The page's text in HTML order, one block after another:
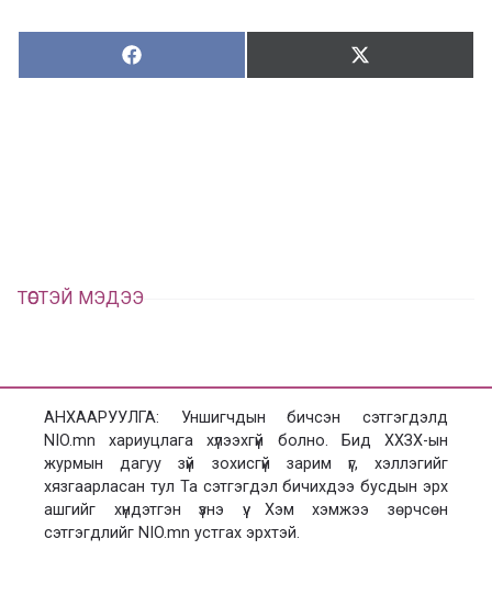
Хуваалцах:
Х
у
Түгээх:
Т
ТӨСТЭЙ МЭДЭЭ
АНХААРУУЛГА: Уншигчдын бичсэн сэтгэгдэлд
NIO.mn хариуцлага хүлээхгүй болно. Бид ХХЗХ-ын
журмын дагуу зүй зохисгүй зарим үг, хэллэгийг
хязгаарласан тул Та сэтгэгдэл бичихдээ бусдын эрх
ашгийг хүндэтгэн үзнэ үү. Хэм хэмжээ зөрчсөн
сэтгэгдлийг NIO.mn устгах эрхтэй.